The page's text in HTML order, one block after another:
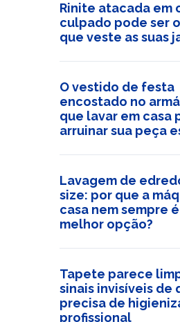
Rinite atacada em
culpado pode ser
que veste as suas
O vestido de festa
encostado no
que lavar em casa
arruinar sua peça
Lavagem de
size: por que a
casa nem sempre
melhor opção?
Tapete parece
sinais invisíveis de
precisa de
profissional